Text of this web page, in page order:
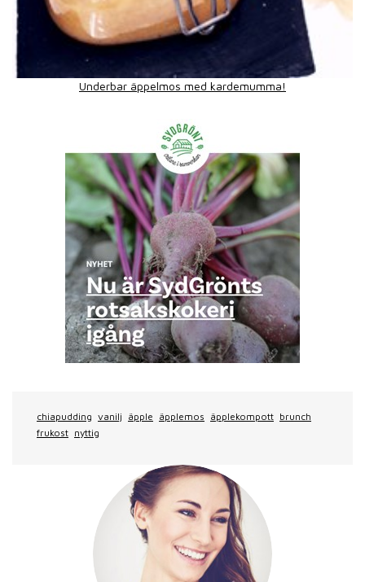
Underbar äppelmos med kardemumma!
chiapudding vanilj äpple äpplemos äpplekompott brunch
frukost nyttig